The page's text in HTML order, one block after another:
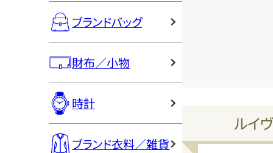
ブランドバッグ
財布／小物
時計
ブランド衣料／雑貨
ルイ